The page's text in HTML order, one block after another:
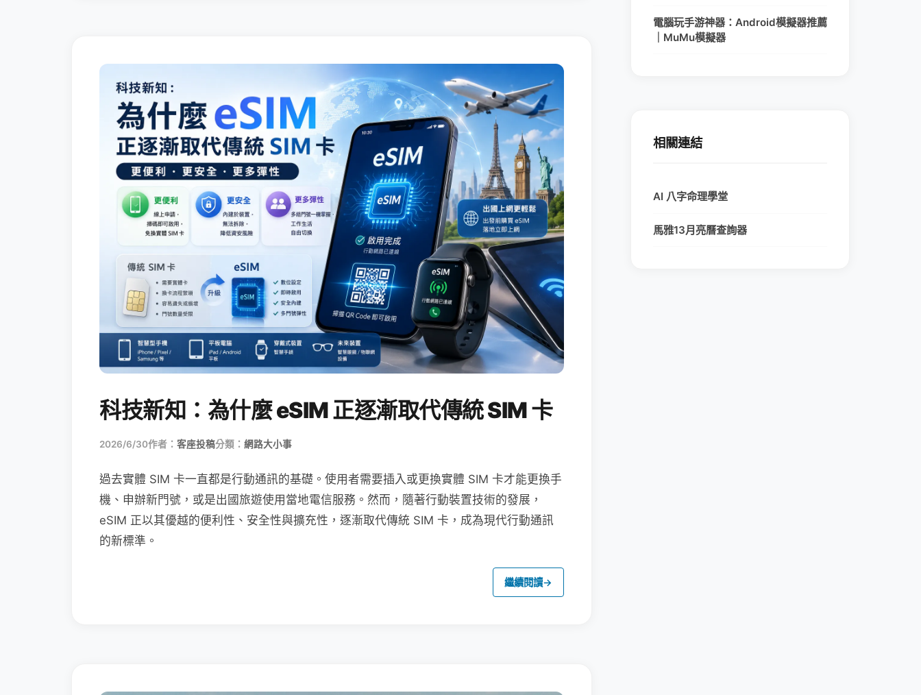
科技新知：為什麼 eSIM 正逐漸取代傳統 SIM 卡
2026/6/30作者： 客座投稿分類： 網路大小事
過去實體 SIM 卡一直都是行動通訊的基礎。使用者需要插入或更換實體 SIM 卡才能更換手
機、申辦新門號，或是出國旅遊使用當地電信服務。然而，隨著行動裝置技術的發展，
eSIM 正以其優越的便利性、安全性與擴充性，逐漸取代傳統 SIM 卡，成為現代行動通訊
的新標準。
繼續閱讀→
電腦玩手游神器：Android模擬器推薦
｜MuMu模擬器
相關連結
AI 八字命理學堂
馬雅13月亮曆查詢器